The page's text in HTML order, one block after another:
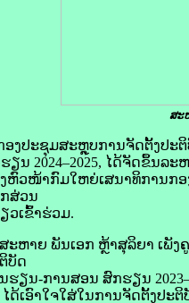
ສະ
ອງປະຊຸມສະຫຼຸບການຈັດຕັ້ງປະ
ຽນ 2024–2025, ໄດ້ຈັດຂຶ້ນລ
ຫົວໜ້າກົມໃຫຍ່ເສນາທິການກ
ສ່ວນ
ວເຂົ້າຮ່ວມ.
ຫາຍ ພັນເອກ ຫຼ້າສຸລິຍາ ເພັງ
ບັດ
ຮຽນ-ການສອນ ສົກຮຽນ
ໄດ້ເອົາໃຈໃສ່ໃນການຈັດຕັ້ງປະ